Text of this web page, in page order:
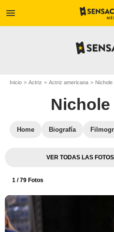
menu
Inicio Actriz Actriz americana Nichole
Home Biografía
VER TODAS LAS
1 / 79 Fotos